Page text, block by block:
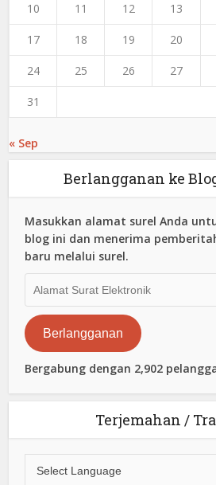
10 11 12 13
17 18 19 20
24 25 26 27
31
« Sep
Berlangganan ke
Masukkan alamat surel Anda
blog ini dan menerima
baru melalui surel.
Surat
Elektronik
Berlangganan
Bergabung dengan 2,902
Terjemahan /